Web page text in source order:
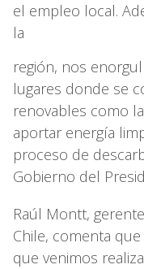
el empleo local.
la
región, nos
lugares donde se
renovables como
aportar energía
proceso de
Gobierno del
Raúl Montt,
Chile, comenta
que venimos